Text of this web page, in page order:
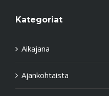
Kategoriat
Aikajana
Ajankohtaista